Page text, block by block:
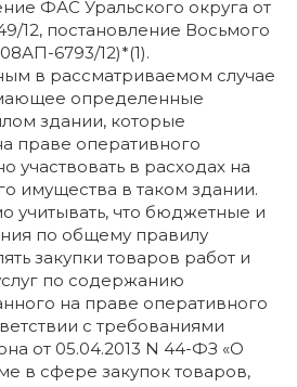
ФАС Уральского округа от
12, постановление Восьмого
6793/12)*(1).
в рассматриваемом случае
определенные
здании, которые
праве оперативного
участвовать в расходах на
имущества в таком здании.
учитывать, что бюджетные и
по общему правилу
закупки товаров работ и
по содержанию
на праве оперативного
с требованиями
от 05.04.2013 N 44-ФЗ «О
в сфере закупок товаров,